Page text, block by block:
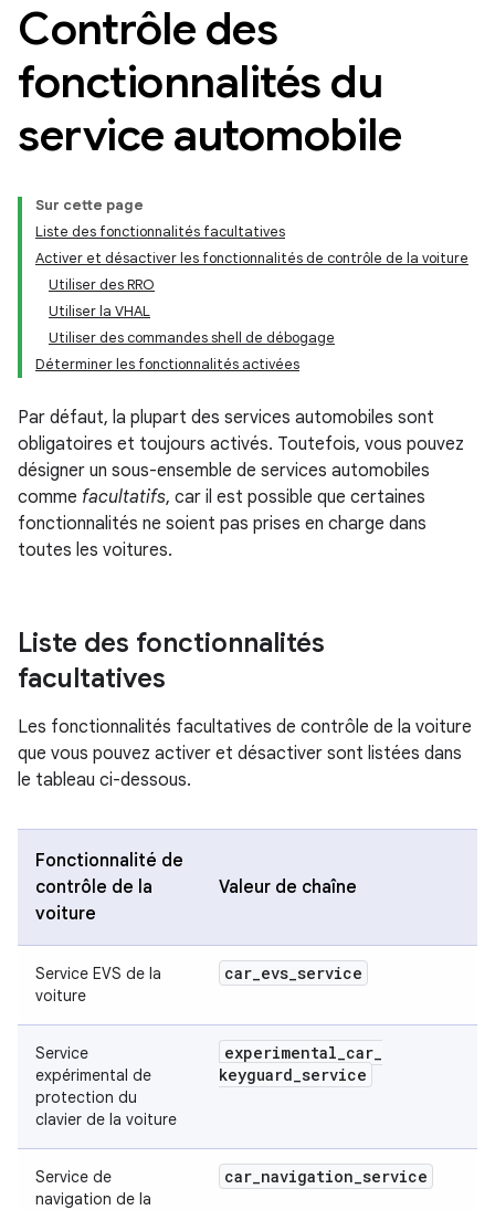
Contrôle des
fonctionnalités du
service automobile
Sur cette page
Liste des fonctionnalités facultatives
Activer et désactiver les fonctionnalités de contrôle de la voiture
Utiliser des RRO
Utiliser la VHAL
Utiliser des commandes shell de débogage
Déterminer les fonctionnalités activées
Par défaut, la plupart des services automobiles sont
obligatoires et toujours activés. Toutefois, vous pouvez
désigner un sous-ensemble de services automobiles
comme facultatifs, car il est possible que certaines
fonctionnalités ne soient pas prises en charge dans
toutes les voitures.
Liste des fonctionnalités
facultatives
Les fonctionnalités facultatives de contrôle de la voiture
que vous pouvez activer et désactiver sont listées dans
le tableau ci-dessous.
Fonctionnalité de
contrôle de la
voiture
Valeur de chaîne
Service EVS de la
voiture
car_evs_service
Service
expérimental de
protection du
clavier de la voiture
experimental_car_
keyguard_service
Service de
navigation de la
car_navigation_service